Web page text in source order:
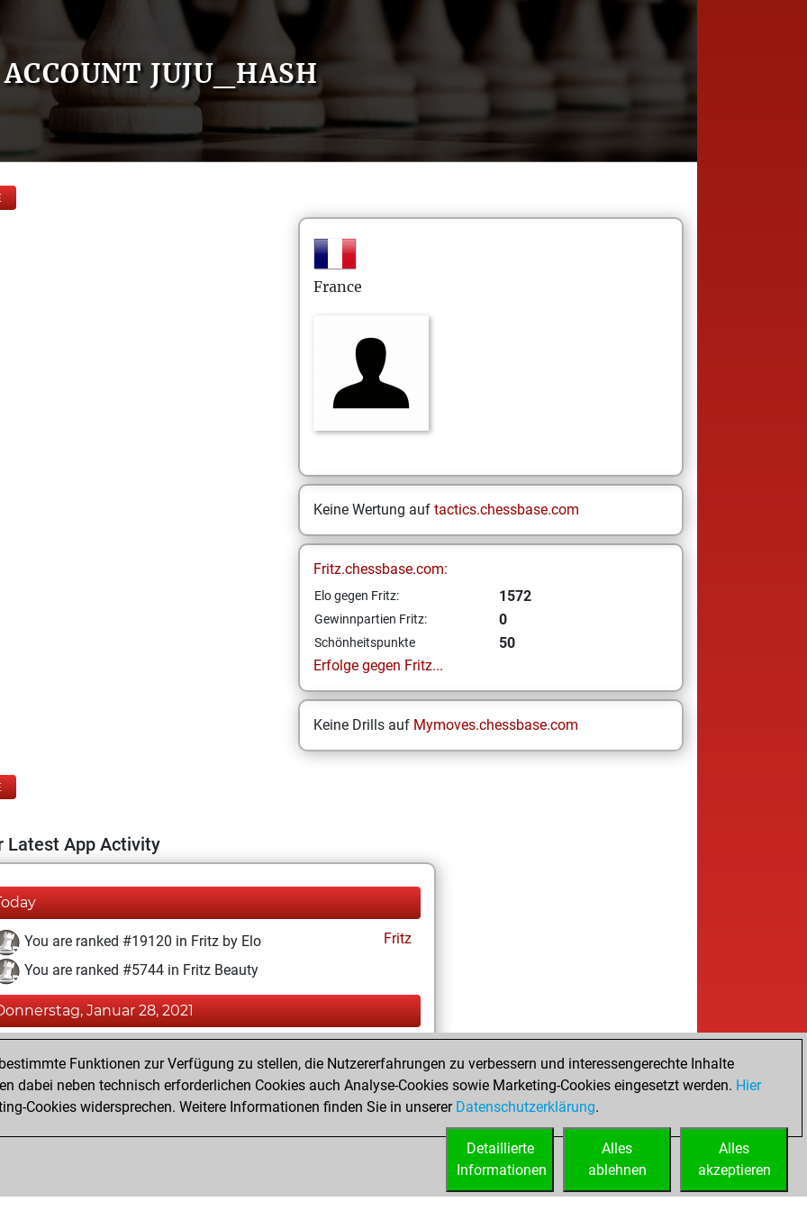
ACCOUNT JUJU_HASH
France
Keine Wertung auf tactics.chessbase.com
Fritz.chessbase.com:
Elo gegen Fritz: 1572
Gewinnpartien Fritz: 0
Schönheitspunkte
50
Erfolge gegen Fritz...
Keine Drills auf Mymoves.chessbase.com
Latest App Activity
You are ranked #19120 in Fritz by Elo
Fritz
You are ranked #5744 in Fritz Beauty
Januar 28, 2021
You achieved a new Elo of 1572
You created your Fritz account
Funktionen zur Verfügung zu stellen, die Nutzererfahrungen zu verbessern und interessengerechte Inhalte
dabei neben technisch erforderlichen Cookies auch Analyse-Cookies sowie Marketing-Cookies eingesetzt werden. Hier
Cookies widersprechen. Weitere Informationen finden Sie in unserer Datenschutzerklärung.
Alles
akzeptieren
Alles
ablehnen
Detaillierte
Informationen